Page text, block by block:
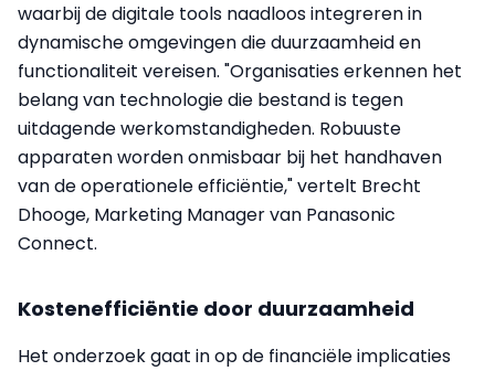
waarbij de digitale tools naadloos integreren in
dynamische omgevingen die duurzaamheid en
functionaliteit vereisen. "Organisaties erkennen het
belang van technologie die bestand is tegen
uitdagende werkomstandigheden. Robuuste
apparaten worden onmisbaar bij het handhaven
van de operationele efficiëntie," vertelt Brecht
Dhooge, Marketing Manager van Panasonic
Connect.
Kostenefficiëntie door duurzaamheid
Het onderzoek gaat in op de financiële implicaties